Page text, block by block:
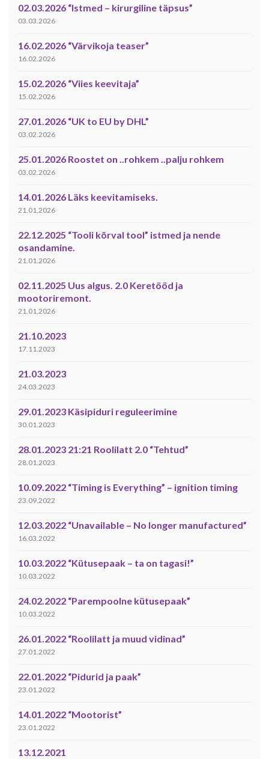
02.03.2026 “Istmed – kirurgiline täpsus”
03.03.2026
16.02.2026 “Värvikoja teaser”
16.02.2026
15.02.2026 “Viies keevitaja”
15.02.2026
27.01.2026 “UK to EU by DHL”
03.02.2026
25.01.2026 Roostet on ..rohkem ..palju rohkem
03.02.2026
14.01.2026 Läks keevitamiseks.
21.01.2026
22.12.2025 “Tooli kõrval tool” istmed ja nende
osandamine.
21.01.2026
02.11.2025 Uus algus. 2.0 Keretööd ja
mootoriremont.
21.01.2026
21.10.2023
17.11.2023
21.03.2023
24.03.2023
29.01.2023 Käsipiduri reguleerimine
30.01.2023
28.01.2023 21:21 Roolilatt 2.0 “Tehtud”
28.01.2023
10.09.2022 “Timing is Everything” – ignition timing
23.09.2022
12.03.2022 “Unavailable – No longer manufactured”
16.03.2022
10.03.2022 “Kütusepaak – ta on tagasi!”
10.03.2022
24.02.2022 “Parempoolne kütusepaak”
10.03.2022
26.01.2022 “Roolilatt ja muud vidinad”
27.01.2022
22.01.2022 “Pidurid ja paak”
23.01.2022
14.01.2022 “Mootorist”
23.01.2022
13.12.2021